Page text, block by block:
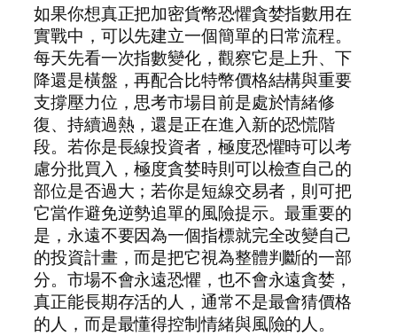
如果你想真正把加密貨幣恐懼貪婪指數用在
實戰中，可以先建立一個簡單的日常流程。
每天先看一次指數變化，觀察它是上升、下
降還是橫盤，再配合比特幣價格結構與重要
支撐壓力位，思考市場目前是處於情緒修
復、持續過熱，還是正在進入新的恐慌階
段。若你是長線投資者，極度恐懼時可以考
慮分批買入，極度貪婪時則可以檢查自己的
部位是否過大；若你是短線交易者，則可把
它當作避免逆勢追單的風險提示。最重要的
是，永遠不要因為一個指標就完全改變自己
的投資計畫，而是把它視為整體判斷的一部
分。市場不會永遠恐懼，也不會永遠貪婪，
真正能長期存活的人，通常不是最會猜價格
的人，而是最懂得控制情緒與風險的人。